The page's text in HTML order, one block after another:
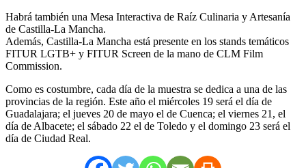
Habrá también una Mesa Interactiva de Raíz Culinaria y Artesanía
de Castilla-La Mancha.
Además, Castilla-La Mancha está presente en los stands temáticos
FITUR LGTB+ y FITUR Screen de la mano de CLM Film
Commission.
Como es costumbre, cada día de la muestra se dedica a una de las
provincias de la región. Este año el miércoles 19 será el día de
Guadalajara; el jueves 20 de mayo el de Cuenca; el viernes 21, el
día de Albacete; el sábado 22 el de Toledo y el domingo 23 será el
día de Ciudad Real.